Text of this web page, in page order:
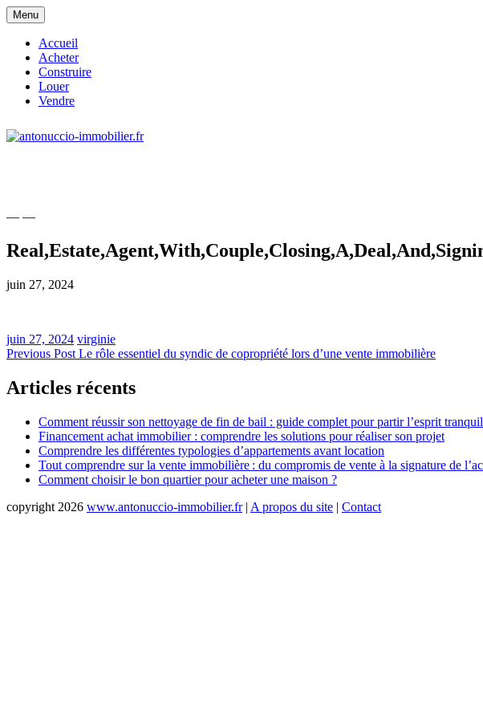
Skip
to
content
Menu
Accueil
Acheter
Construire
Louer
Vendre
— —
juin 27, 2024
juin 27, 2024 virginie
Navigation
de
l’article
Previous Post Le rôle essentiel du syndic de copropriété lors d’une vente immobilière
Articles récents
Comment réussir son nettoyage de fin de bail : guide complet pour partir l’esprit
Financement achat immobilier : comprendre les solutions pour réaliser son projet
Comprendre les différentes typologies d’appartements avant location
Tout comprendre sur la vente immobilière : du compromis de vente à la signature de
Comment choisir le bon quartier pour acheter une maison ?
copyright 2026 www.antonuccio-immobilier.fr | A propos du site | Contact